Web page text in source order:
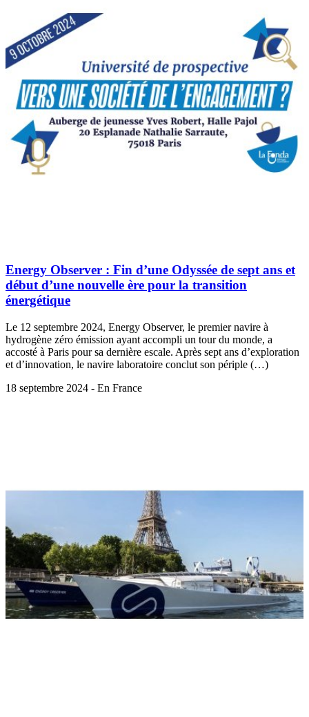
Energy Observer : Fin d’une Odyssée de sept ans et
début d’une nouvelle ère pour la transition
énergétique
Le 12 septembre 2024, Energy Observer, le premier navire à
hydrogène zéro émission ayant accompli un tour du monde, a
accosté à Paris pour sa dernière escale. Après sept ans d’exploration
et d’innovation, le navire laboratoire conclut son périple (…)
18 septembre 2024 - En France